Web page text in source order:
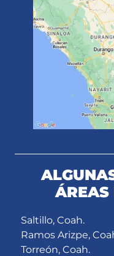
ÁREAS
Saltillo, Coah.
Ramos Arizpe,
Torreón, Coah.